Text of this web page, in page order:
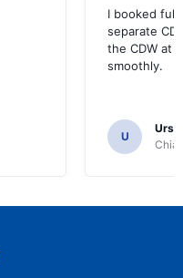
I booked full
separate
the CDW at
smoothly.
U
Urs